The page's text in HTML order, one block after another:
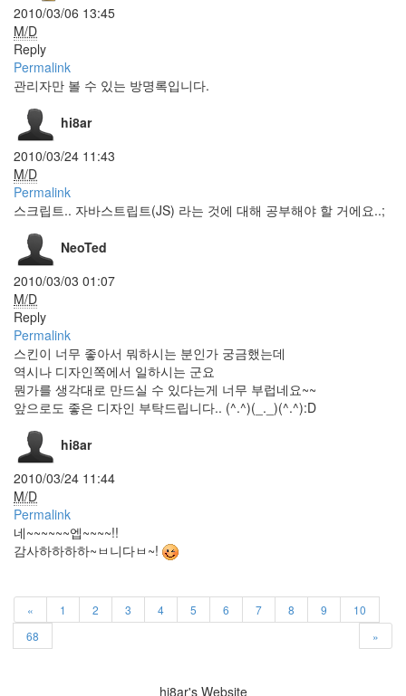
2010/03/06 13:45
M/D
Reply
Permalink
관리자만 볼 수 있는 방명록입니다.
hi8ar
2010/03/24 11:43
M/D
Permalink
스크립트.. 자바스트립트(JS) 라는 것에 대해 공부해야 할 거에요..;
NeoTed
2010/03/03 01:07
M/D
Reply
Permalink
스킨이 너무 좋아서 뭐하시는 분인가 궁금했는데
역시나 디자인쪽에서 일하시는 군요
뭔가를 생각대로 만드실 수 있다는게 너무 부럽네요~~
앞으로도 좋은 디자인 부탁드립니다.. (^.^)(_._)(^.^):D
hi8ar
2010/03/24 11:44
M/D
Permalink
네~~~~~~엡~~~~!!
감사하하하하~ㅂ니다ㅂ~!
« 1 2 3 4 5 6 7 8 9
10
68
»
이
상
은
pp
폰
트
Movie
타
Mariah
Carey
겨
빵
멋
지
군
요
그
라
데
이
색
기
UTF-
개
서
follow
hi8ar's Website